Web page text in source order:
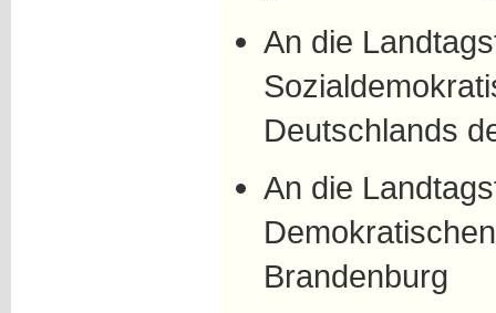
An die
Deutschlands
An die
Brandenburg